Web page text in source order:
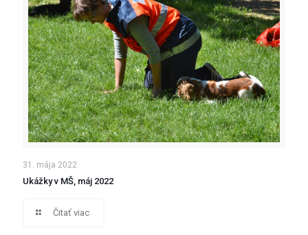
31. mája 2022
Ukážky v MŠ, máj 2022
Čitať viac